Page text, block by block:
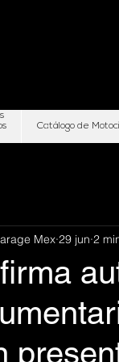
Catálogo de
Mex 29 jun 2